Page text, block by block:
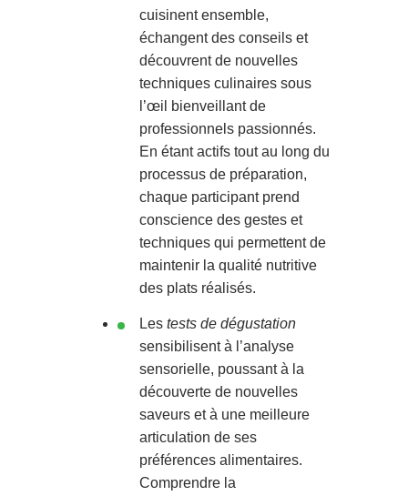
cuisinent ensemble,
échangent des conseils et
découvrent de nouvelles
techniques culinaires sous
l’œil bienveillant de
professionnels passionnés.
En étant actifs tout au long du
processus de préparation,
chaque participant prend
conscience des gestes et
techniques qui permettent de
maintenir la qualité nutritive
des plats réalisés.
Les tests de dégustation
sensibilisent à l’analyse
sensorielle, poussant à la
découverte de nouvelles
saveurs et à une meilleure
articulation de ses
préférences alimentaires.
Comprendre la